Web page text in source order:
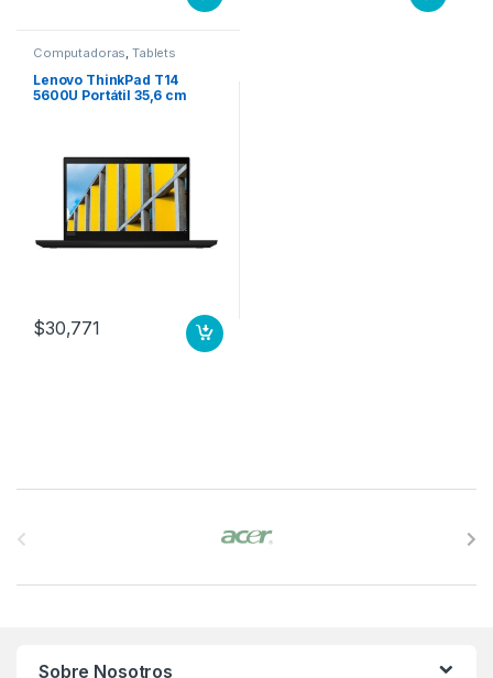
Computadoras,Tablets
Lenovo ThinkPad T14
5600U Portátil 35,6 cm
Windows 10 Pro Negro
600U 8GB 256GB SSD M.2
W10P 3YW PRE
$30,771
Sobre Nosotros